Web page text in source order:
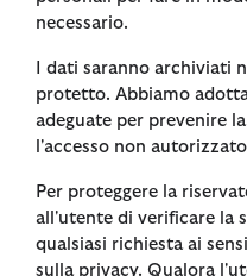
necessario.
I dati saranno archiviati
protetto. Abbiamo
adeguate per prevenire
l'accesso non
Per proteggere la
all'utente di verificare la
qualsiasi richiesta ai
sulla privacy. Qualora